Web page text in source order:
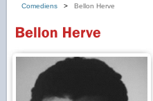
Comediens > Bellon Herve